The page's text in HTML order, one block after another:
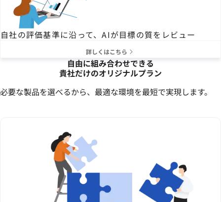
自社の評価基準に沿って、AIが目標の質をレビュー
詳しくはこちら
自由に組み合わせできる
貴社だけのオリジナルプラン
必要な製品を選べるから、最適な環境を最短で実現します。